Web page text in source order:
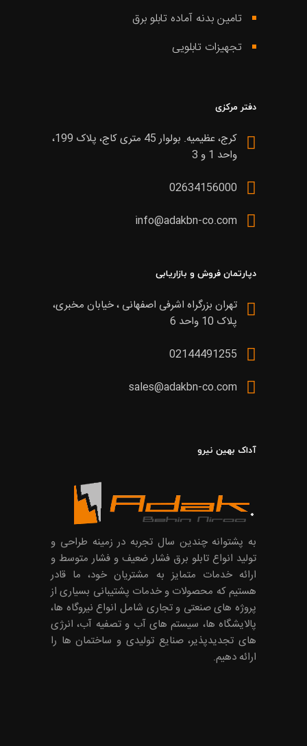
تامین بدنه آماده تابلو برق
تجهیزات تابلویی
دفتر مرکزی
کرج، عظیمیه. بولوار 45 متری کاج، پلاک 199،
واحد 1 و 3
02634156000
info@adakbn-co.com
دپارتمان فروش و بازاریابی
تهران بزرگراه اشرفی اصفهانی ، خیابان مخبری،
پلاک 10 واحد 6
02144491255
sales@adakbn-co.com
آداک بهین نیرو
به پشتوانه چندین سال تجربه در زمینه طراحی و
تولید انواع تابلو برق فشار ضعیف و فشار متوسط و
ارائه خدمات متمایز به مشتریان خود، ما قادر
هستیم که محصولات و خدمات پشتیبانی بسیاری از
پروژه های صنعتی و تجاری شامل انواع نیروگاه ها،
پالایشگاه ها، سیستم های آب و تصفیه آب، انرژی
های تجدیدپذیر، صنایع تولیدی و ساختمان ها را
ارائه دهیم.